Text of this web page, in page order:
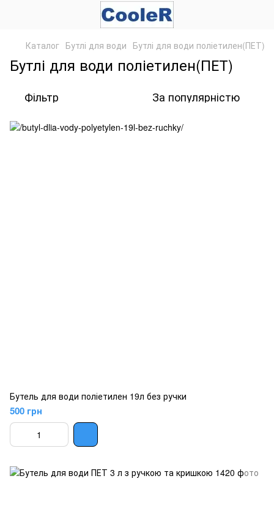
Каталог Бутлі для води Бутлі для води поліетилен(ПЕТ)
Бутлі для води поліетилен(ПЕТ)
Фільтр За популярністю
Бутель для води поліетилен 19л без ручки
500 грн